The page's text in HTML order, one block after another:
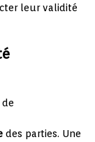
leur validité
de
des parties. Une